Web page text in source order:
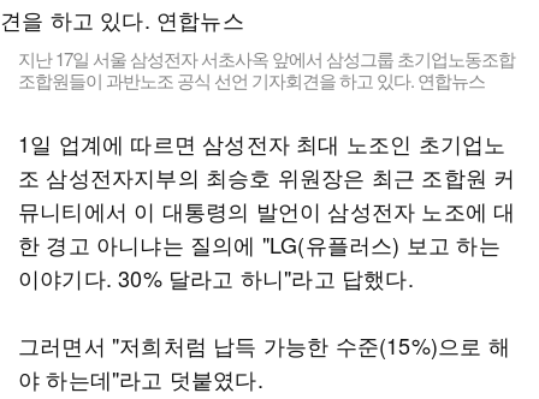
지난 17일 서울 삼성전자 서초사옥 앞에서 삼성그룹 초기업노동조합
조합원들이 과반노조 공식 선언 기자회견을 하고 있다. 연합뉴스
1일 업계에 따르면 삼성전자 최대 노조인 초기업노
조 삼성전자지부의 최승호 위원장은 최근 조합원 커
뮤니티에서 이 대통령의 발언이 삼성전자 노조에 대
한 경고 아니냐는 질의에 "LG(유플러스) 보고 하는
이야기다. 30% 달라고 하니"라고 답했다.
그러면서 "저희처럼 납득 가능한 수준(15%)으로 해
야 하는데"라고 덧붙였다.